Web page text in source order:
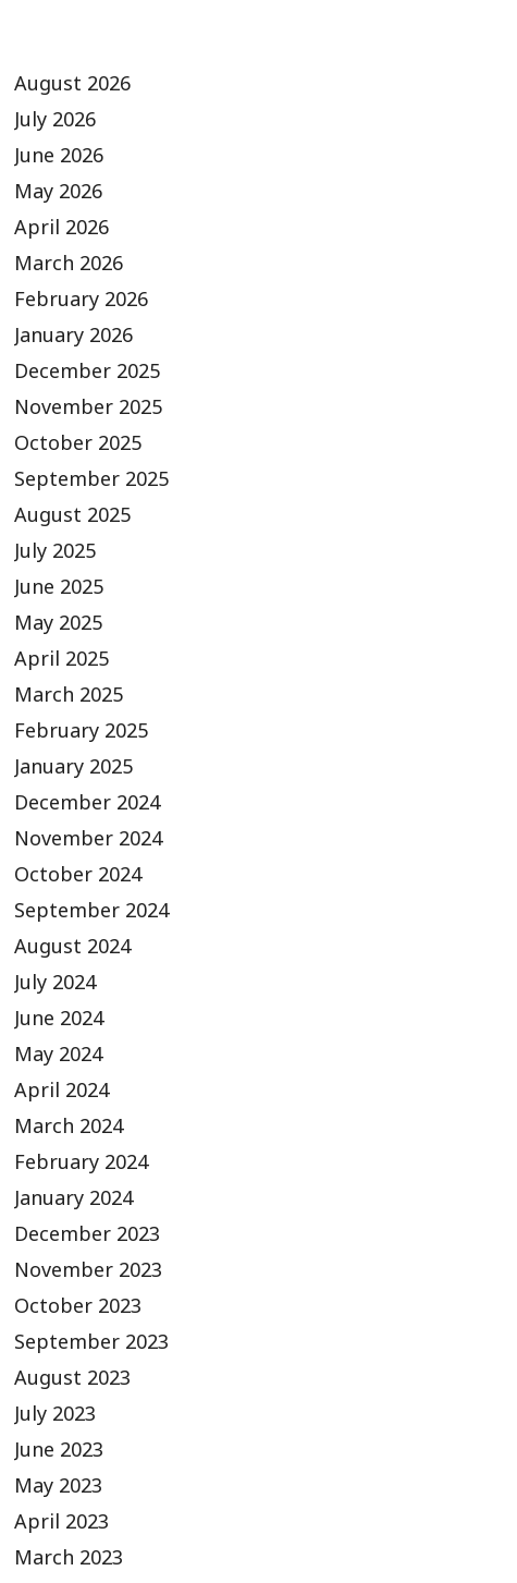
August 2026
July 2026
June 2026
May 2026
April 2026
March 2026
February 2026
January 2026
December 2025
November 2025
October 2025
September 2025
August 2025
July 2025
June 2025
May 2025
April 2025
March 2025
February 2025
January 2025
December 2024
November 2024
October 2024
September 2024
August 2024
July 2024
June 2024
May 2024
April 2024
March 2024
February 2024
January 2024
December 2023
November 2023
October 2023
September 2023
August 2023
July 2023
June 2023
May 2023
April 2023
March 2023